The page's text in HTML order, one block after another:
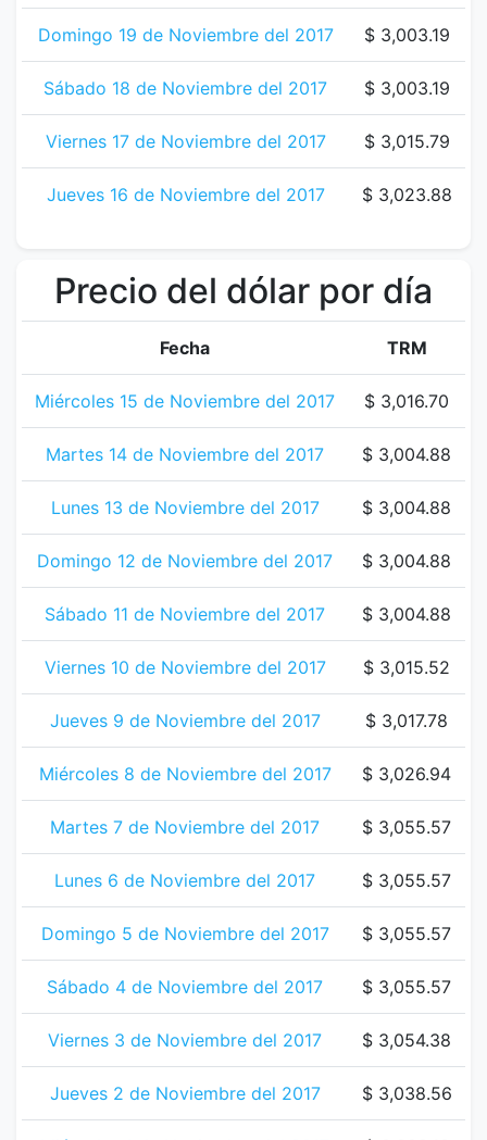
Domingo 19 de Noviembre del 2017 $ 3,003.19
Sábado 18 de Noviembre del 2017 $ 3,003.19
Viernes 17 de Noviembre del 2017 $ 3,015.79
Jueves 16 de Noviembre del 2017 $ 3,023.88
Precio del dólar por día
Fecha TRM
Miércoles 15 de Noviembre del 2017 $ 3,016.70
Martes 14 de Noviembre del 2017 $ 3,004.88
Lunes 13 de Noviembre del 2017 $ 3,004.88
Domingo 12 de Noviembre del 2017 $ 3,004.88
Sábado 11 de Noviembre del 2017 $ 3,004.88
Viernes 10 de Noviembre del 2017 $ 3,015.52
Jueves 9 de Noviembre del 2017 $ 3,017.78
Miércoles 8 de Noviembre del 2017 $ 3,026.94
Martes 7 de Noviembre del 2017 $ 3,055.57
Lunes 6 de Noviembre del 2017 $ 3,055.57
Domingo 5 de Noviembre del 2017 $ 3,055.57
Sábado 4 de Noviembre del 2017 $ 3,055.57
Viernes 3 de Noviembre del 2017 $ 3,054.38
Jueves 2 de Noviembre del 2017 $ 3,038.56